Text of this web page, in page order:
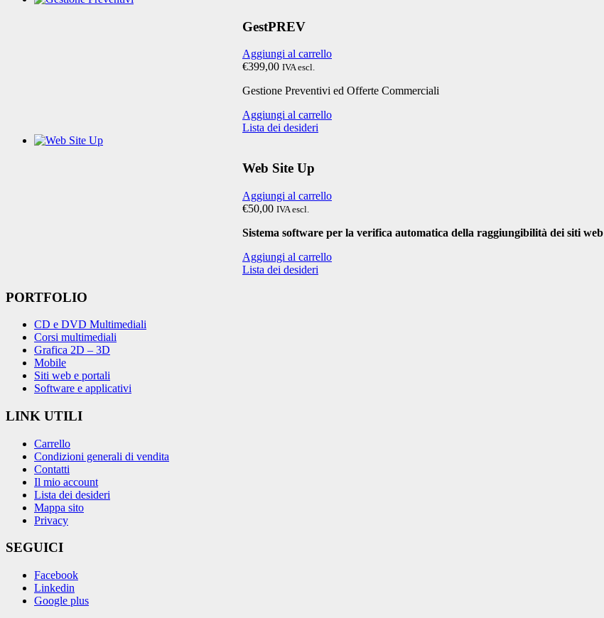
GestPREV
Aggiungi al carrello
€399,00 IVA escl.
Gestione Preventivi ed Offerte Commerciali
Aggiungi al carrello
Lista dei desideri
Web Site Up
Aggiungi al carrello
€50,00 IVA escl.
Sistema software per la verifica automatica della raggiungibilità dei siti web
Aggiungi al carrello
Lista dei desideri
PORTFOLIO
CD e DVD Multimediali
Corsi multimediali
Grafica 2D – 3D
Mobile
Siti web e portali
Software e applicativi
LINK UTILI
Carrello
Condizioni generali di vendita
Contatti
Il mio account
Lista dei desideri
Mappa sito
Privacy
SEGUICI
Facebook
Linkedin
Google plus